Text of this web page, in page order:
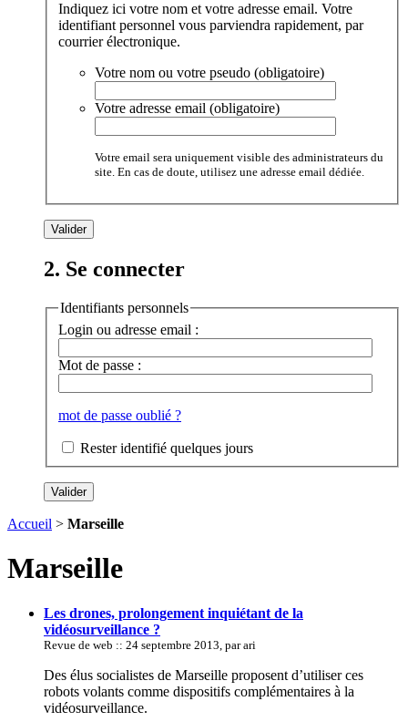
Indiquez ici votre nom et votre adresse email. Votre
identifiant personnel vous parviendra rapidement, par
courrier électronique.
Votre nom ou votre pseudo (obligatoire)
Votre adresse email (obligatoire)
Votre email sera uniquement visible des administrateurs du
site. En cas de doute, utilisez une adresse email dédiée.
2. Se connecter
Identifiants personnels
Login ou adresse email :
Mot de passe :
mot de passe oublié ?
Rester identifié quelques jours
Accueil > Marseille
Marseille
Les drones, prolongement inquiétant de la
vidéosurveillance ?
Revue de web :: 24 septembre 2013, par ari
Des élus socialistes de Marseille proposent d’utiliser ces
robots volants comme dispositifs complémentaires à la
vidéosurveillance.